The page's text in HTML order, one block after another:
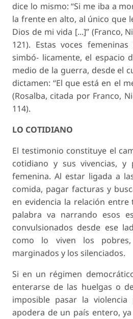
dice lo mismo: “Si me iba a
la frente en alto, al único que
Dios de mi vida [...]” (Franco,
121). Estas voces
simbó- licamente, el espacio
medio de la guerra, desde el
dictamen: “El que está en el
(Rosalba, citada por Franco,
114).
LO COTIDIANO
El testimonio constituye el
cotidiano y sus vivencias,
femenina. Al estar ligada a
comida, pagar facturas y
en evidencia la relación
palabra va narrando esos
convulsionados desde ese
como lo viven los
marginados y los silenciados.
Si en un régimen
enterarse de las huelgas o
imposible pasar la
apodera de un país entero,